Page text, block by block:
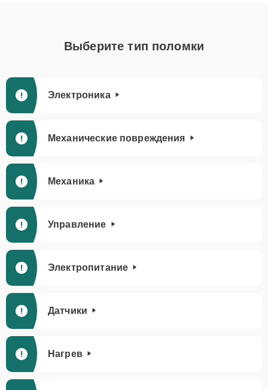
Выберите тип поломки
Электроника
Механические повреждения
Механика
Управление
Электропитание
Датчики
Нагрев